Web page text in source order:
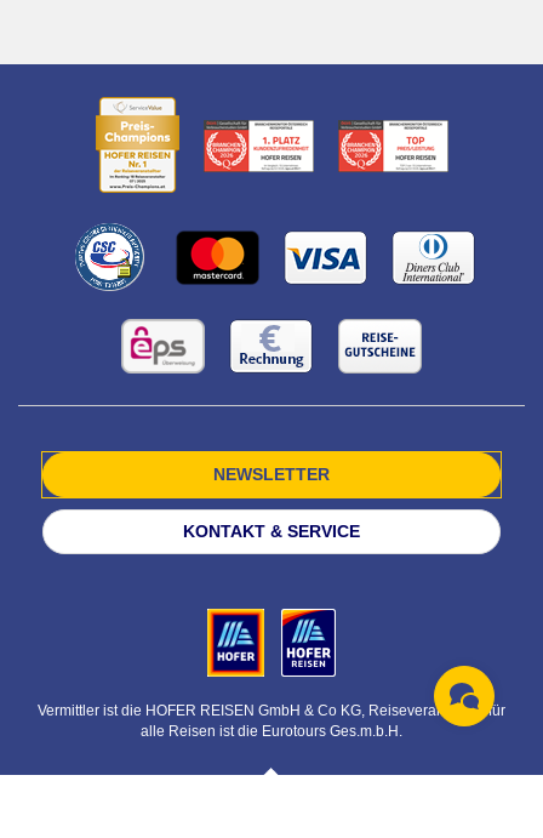
NEWSLETTER
KONTAKT & SERVICE
Vermittler ist die HOFER REISEN GmbH & Co KG, Reiseveranstalter für
alle Reisen ist die Eurotours Ges.m.b.H.